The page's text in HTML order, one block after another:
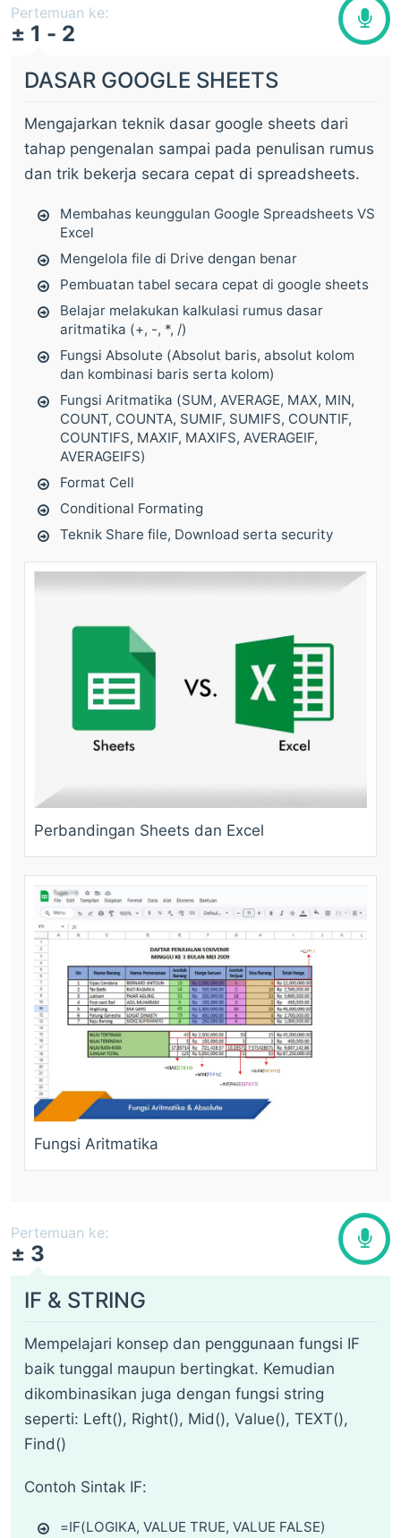
Pertemuan ke:
± 1 - 2
DASAR GOOGLE SHEETS
Mengajarkan teknik dasar google sheets dari
tahap pengenalan sampai pada penulisan rumus
dan trik bekerja secara cepat di spreadsheets.
Membahas keunggulan Google Spreadsheets VS
Excel
Mengelola file di Drive dengan benar
Pembuatan tabel secara cepat di google sheets
Belajar melakukan kalkulasi rumus dasar
aritmatika (+, -, *, /)
Fungsi Absolute (Absolut baris, absolut kolom
dan kombinasi baris serta kolom)
Fungsi Aritmatika (SUM, AVERAGE, MAX, MIN,
COUNT, COUNTA, SUMIF, SUMIFS, COUNTIF,
COUNTIFS, MAXIF, MAXIFS, AVERAGEIF,
AVERAGEIFS)
Format Cell
Conditional Formating
Teknik Share file, Download serta security
Perbandingan Sheets dan Excel
Fungsi Aritmatika
Pertemuan ke:
± 3
IF & STRING
Mempelajari konsep dan penggunaan fungsi IF
baik tunggal maupun bertingkat. Kemudian
dikombinasikan juga dengan fungsi string
seperti: Left(), Right(), Mid(), Value(), TEXT(),
Find()
Contoh Sintak IF:
=IF(LOGIKA, VALUE TRUE, VALUE FALSE)